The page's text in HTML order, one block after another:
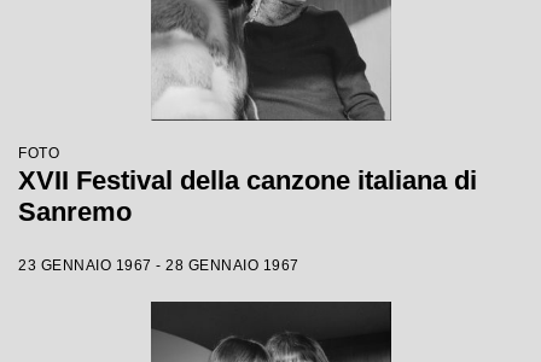
FOTO
XVII Festival della canzone italiana di
Sanremo
23 GENNAIO 1967 - 28 GENNAIO 1967